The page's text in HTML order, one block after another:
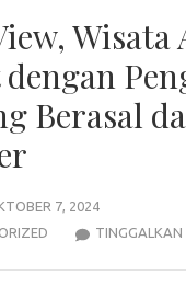
Wisata
Berasal
7, 2024